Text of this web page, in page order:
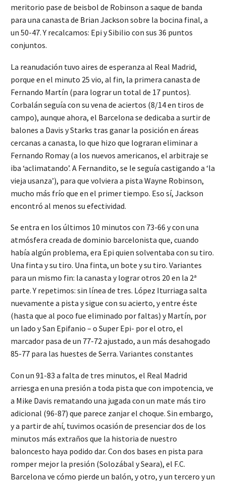
meritorio pase de beisbol de Robinson a saque de banda
para una canasta de Brian Jackson sobre la bocina final, a
un 50-47. Y recalcamos: Epi y Sibilio con sus 36 puntos
conjuntos.
La reanudación tuvo aires de esperanza al Real Madrid,
porque en el minuto 25 vio, al fin, la primera canasta de
Fernando Martín (para lograr un total de 17 puntos).
Corbalán seguía con su vena de aciertos (8/14 en tiros de
campo), aunque ahora, el Barcelona se dedicaba a surtir de
balones a Davis y Starks tras ganar la posición en áreas
cercanas a canasta, lo que hizo que lograran eliminar a
Fernando Romay (a los nuevos americanos, el arbitraje se
iba ‘aclimatando’. A Fernandito, se le seguía castigando a ‘la
vieja usanza’), para que volviera a pista Wayne Robinson,
mucho más frío que en el primer tiempo. Eso sí, Jackson
encontró al menos su efectividad.
Se entra en los últimos 10 minutos con 73-66 y con una
atmósfera creada de dominio barcelonista que, cuando
había algún problema, era Epi quien solventaba con su tiro.
Una finta y su tiro. Una finta, un bote y su tiro. Variantes
para un mismo fin: la canasta y lograr otros 20 en la 2ª
parte. Y repetimos: sin línea de tres. López Iturriaga salta
nuevamente a pista y sigue con su acierto, y entre éste
(hasta que al poco fue eliminado por faltas) y Martín, por
un lado y San Epifanio – o Super Epi- por el otro, el
marcador pasa de un 77-72 ajustado, a un más desahogado
85-77 para las huestes de Serra. Variantes constantes
Con un 91-83 a falta de tres minutos, el Real Madrid
arriesga en una presión a toda pista que con impotencia, ve
a Mike Davis rematando una jugada con un mate más tiro
adicional (96-87) que parece zanjar el choque. Sin embargo,
y a partir de ahí, tuvimos ocasión de presenciar dos de los
minutos más extraños que la historia de nuestro
baloncesto haya podido dar. Con dos bases en pista para
romper mejor la presión (Solozábal y Seara), el F.C.
Barcelona ve cómo pierde un balón, y otro, y un tercero y un